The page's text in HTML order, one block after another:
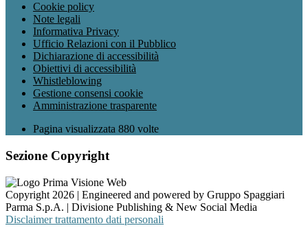
Cookie policy
Note legali
Informativa Privacy
Ufficio Relazioni con il Pubblico
Dichiarazione di accessibilità
Obiettivi di accessibilità
Whistleblowing
Gestione consensi cookie
Amministrazione trasparente
Pagina visualizzata 880 volte
Sezione Copyright
Copyright 2026 | Engineered and powered by Gruppo Spaggiari
Parma S.p.A. | Divisione Publishing & New Social Media
Disclaimer trattamento dati personali